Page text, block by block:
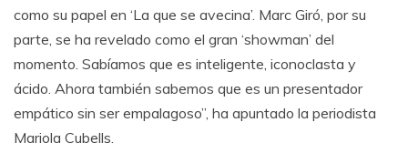
como su papel en ‘La que se avecina’. Marc Giró, por su
parte, se ha revelado como el gran ‘showman’ del
momento. Sabíamos que es inteligente, iconoclasta y
ácido. Ahora también sabemos que es un presentador
empático sin ser empalagoso”, ha apuntado la periodista
Mariola Cubells.